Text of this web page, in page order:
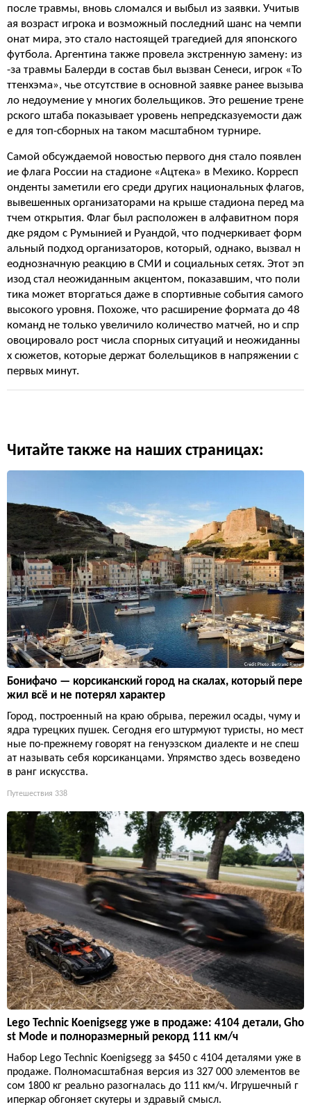
после травмы, вновь сломался и выбыл из заявки. Учитыв
ая возраст игрока и возможный последний шанс на чемпи
онат мира, это стало настоящей трагедией для японского
футбола. Аргентина также провела экстренную замену: из
-за травмы Балерди в состав был вызван Сенеси, игрок «То
ттенхэма», чье отсутствие в основной заявке ранее вызыва
ло недоумение у многих болельщиков. Это решение трене
рского штаба показывает уровень непредсказуемости даж
е для топ-сборных на таком масштабном турнире.
Самой обсуждаемой новостью первого дня стало появлен
ие флага России на стадионе «Ацтека» в Мехико. Корресп
онденты заметили его среди других национальных флагов,
вывешенных организаторами на крыше стадиона перед ма
тчем открытия. Флаг был расположен в алфавитном поря
дке рядом с Румынией и Руандой, что подчеркивает форм
альный подход организаторов, который, однако, вызвал н
еоднозначную реакцию в СМИ и социальных сетях. Этот эп
изод стал неожиданным акцентом, показавшим, что поли
тика может вторгаться даже в спортивные события самого
высокого уровня. Похоже, что расширение формата до 48
команд не только увеличило количество матчей, но и спр
овоцировало рост числа спорных ситуаций и неожиданны
х сюжетов, которые держат болельщиков в напряжении с
первых минут.
Читайте также на наших страницах:
Бонифачо — корсиканский город на скалах, который пере
жил всё и не потерял характер
Город, построенный на краю обрыва, пережил осады, чуму и
ядра турецких пушек. Сегодня его штурмуют туристы, но мест
ные по-прежнему говорят на генуэзском диалекте и не спеш
ат называть себя корсиканцами. Упрямство здесь возведено
в ранг искусства.
Путешествия 338
Lego Technic Koenigsegg уже в продаже: 4104 детали, Gho
st Mode и полноразмерный рекорд 111 км/ч
Набор Lego Technic Koenigsegg за $450 с 4104 деталями уже в
продаже. Полномасштабная версия из 327 000 элементов ве
сом 1800 кг реально разогналась до 111 км/ч. Игрушечный г
иперкар обгоняет скутеры и здравый смысл.